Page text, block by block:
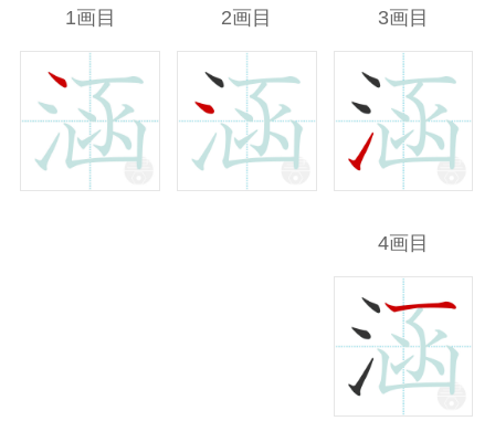
1画目 2画目 3画目
4画目